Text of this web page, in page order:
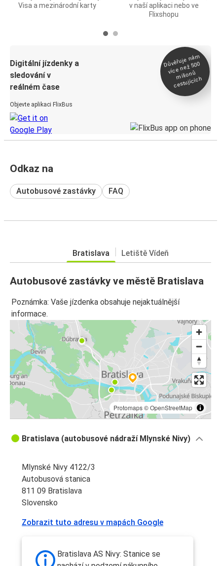
Visa a mezinárodní karty
v naší aplikaci nebo ve
Flixshopu
Digitální jízdenky a
sledování v
reálném čase
Objevte aplikaci FlixBus
Důvěřuje ná
m
více než 500
milionů
cestujících
Odkaz na
Autobusové zastávky FAQ
Bratislava Letiště Vídeň
Autobusové zastávky ve městě Bratislava
Poznámka: Vaše jízdenka obsahuje nejaktuálnější
informace.
Protomaps©OpenStreetMap
Bratislava (autobusové nádraží Mlynské Nivy)
Mlynské Nivy 4122/3
Autobusová stanica
811 09 Bratislava
Slovensko
Zobrazit tuto adresu v mapách Google
Bratislava AS Nivy: Stanice se